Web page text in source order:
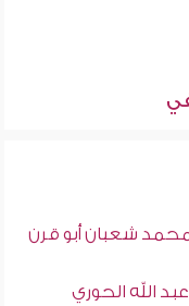
شعبان أبو قرن
الله الحوري